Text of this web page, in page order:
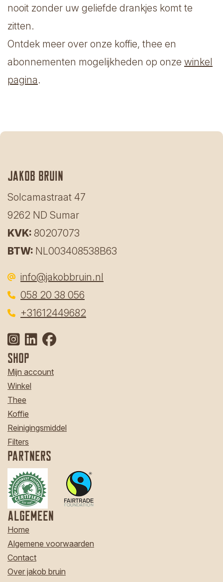
nooit zonder uw geliefde drankjes komt te
zitten.
Ontdek meer over onze koffie, thee en
abonnementen mogelijkheden op onze winkel
pagina.
Jakob bruin
Solcamastraat 47
9262 ND Sumar
KVK: 80207073
BTW: NL003408538B63
info@jakobbruin.nl
058 20 38 056
+31612449682
Shop
Mijn account
Winkel
Thee
Koffie
Reinigingsmiddel
Filters
Partners
Algemeen
Home
Algemene voorwaarden
Contact
Over jakob bruin